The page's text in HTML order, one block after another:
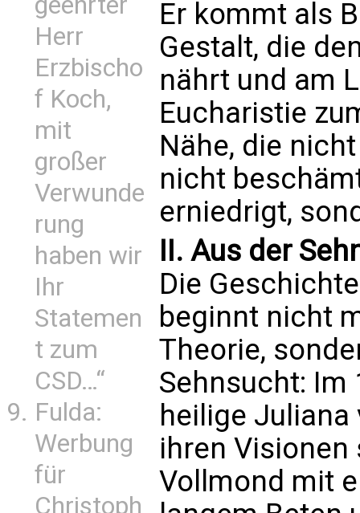
Herr
Erzbischo
f Koch,
mit
großer
Verwunde
rung
haben wir
Ihr
Statemen
t zum
CSD…“
Fulda:
Werbung
für
Christoph
Er kommt als
Gestalt, die
nährt und am
Eucharistie
Nähe, die
nicht
erniedrigt,
II. Aus der
Die
beginnt nicht
Theorie,
Sehnsucht:
heilige
ihren
Vollmond mit